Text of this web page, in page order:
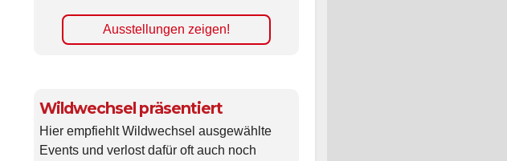
Ausstellungen zeigen!
Wildwechsel präsentiert
Hier empfiehlt Wildwechsel ausgewählte
Events und verlost dafür oft auch noch